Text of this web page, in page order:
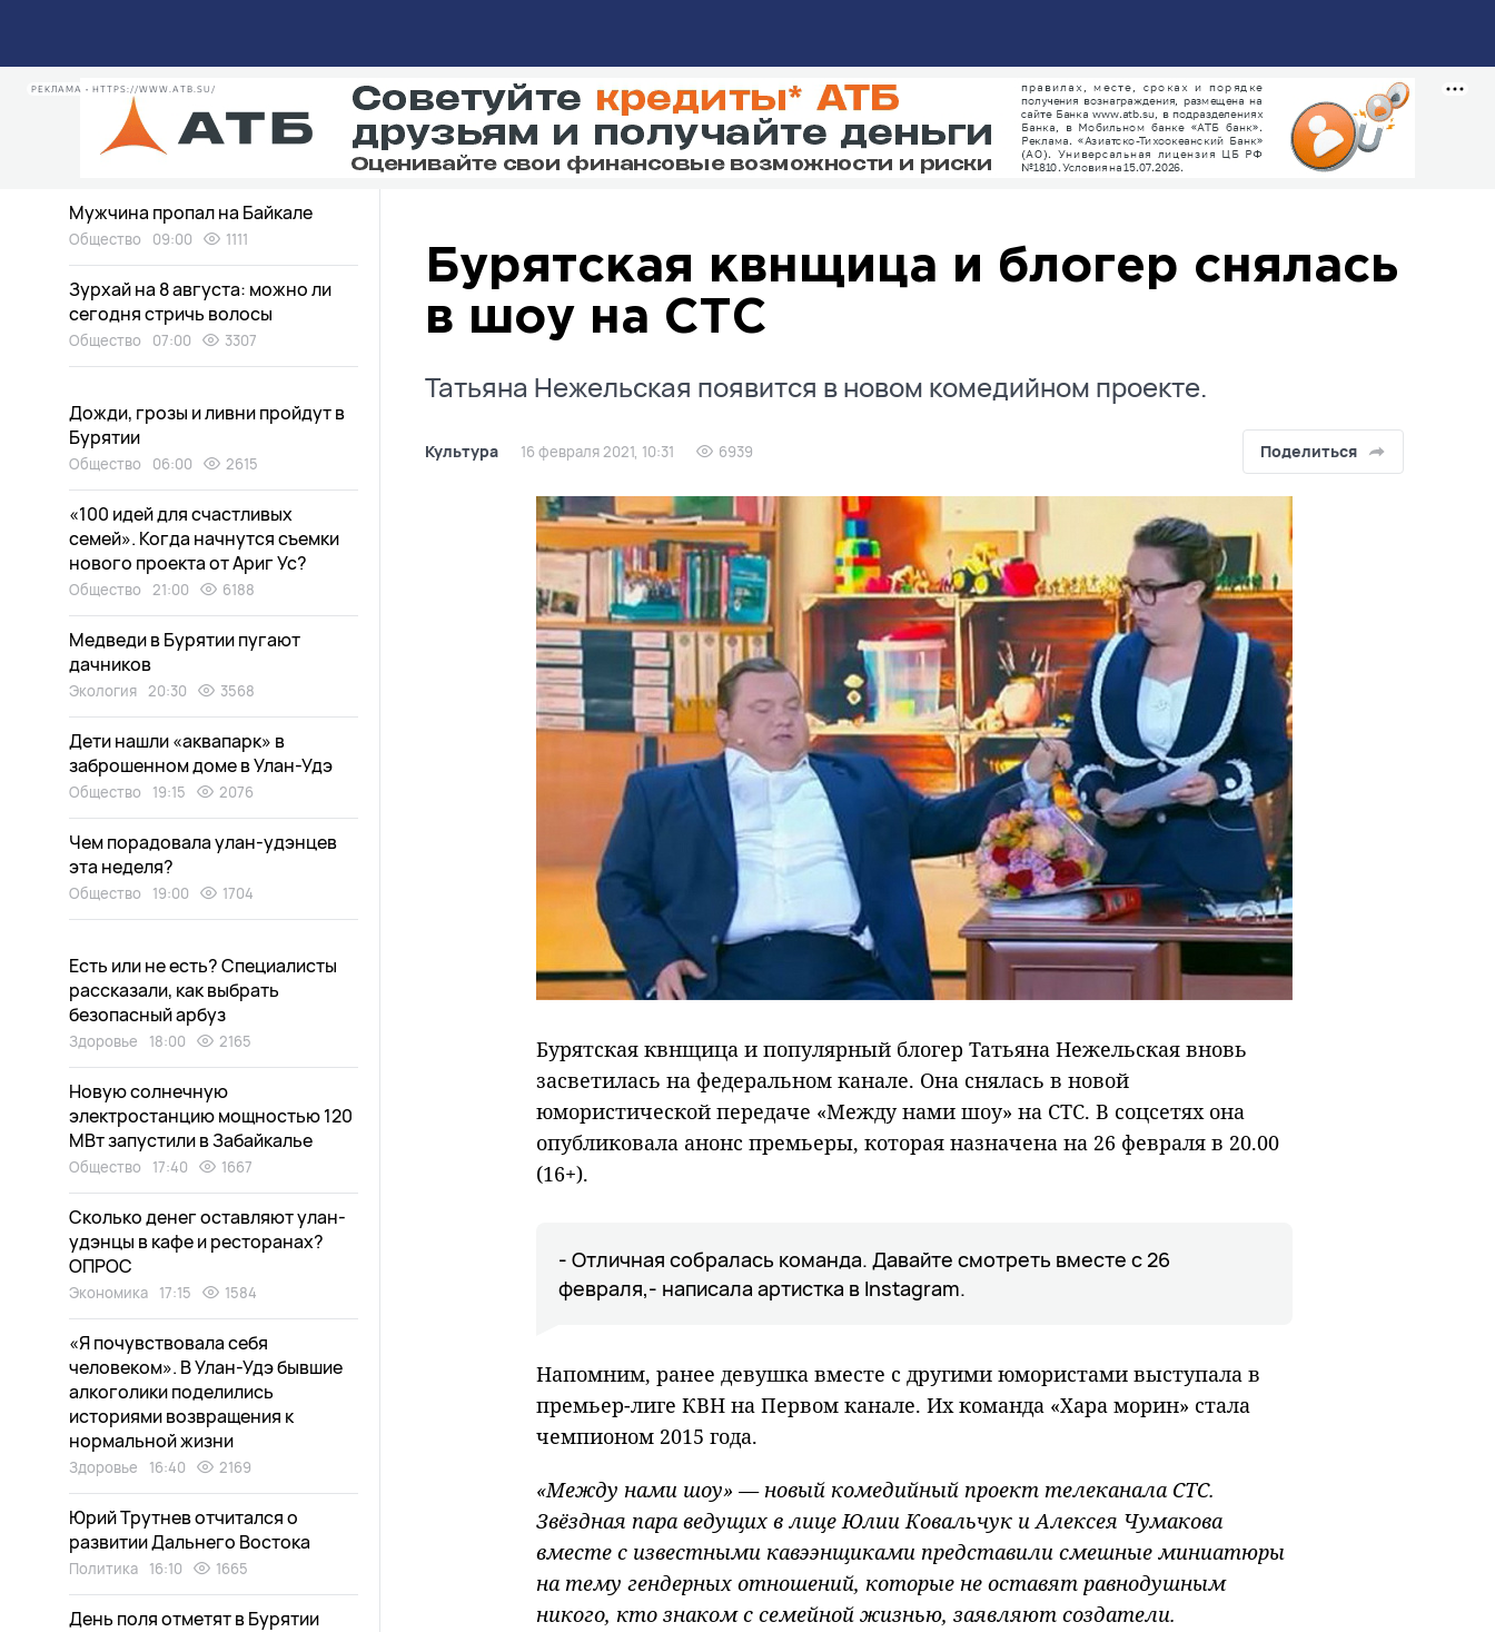
РЕКЛАМА • HTTPS://WWW.ATB.SU/
Бурятская квнщица и блогер снялась
в шоу на СТС
Татьяна Нежельская появится в новом комедийном проекте.
Культура 16 февраля 2021, 10:31 6939 Поделиться
Бурятская квнщица и популярный блогер Татьяна Нежельская вновь
засветилась на федеральном канале. Она снялась в новой
юмористической передаче «Между нами шоу» на СТС. В соцсетях она
опубликовала анонс премьеры, которая назначена на 26 февраля в 20.00
(16+).
- Отличная собралась команда. Давайте смотреть вместе с 26
февраля,- написала артистка в Instagram.
Напомним, ранее девушка вместе с другими юмористами выступала в
премьер-лиге КВН на Первом канале. Их команда «Хара морин» стала
чемпионом 2015 года.
«Между нами шоу» — новый комедийный проект телеканала СТС.
Звёздная пара ведущих в лице Юлии Ковальчук и Алексея Чумакова
вместе с известными кавээнщиками представили смешные миниатюры
на тему гендерных отношений, которые не оставят равнодушным
никого, кто знаком с семейной жизнью, заявляют создатели.
Жители Бурятии сделали
мошенников богаче на 5
миллионов
Мужчина пропал на Байкале
Общество 09:00 1111
Зурхай на 8 августа: можно ли
сегодня стричь волосы
Общество 07:00 3307
Дожди, грозы и ливни пройдут в
Бурятии
Общество 06:00 2615
«100 идей для счастливых
семей». Когда начнутся съемки
нового проекта от Ариг Ус?
Общество 21:00 6188
Медведи в Бурятии пугают
дачников
Экология 20:30 3568
Дети нашли «аквапарк» в
заброшенном доме в Улан-Удэ
Общество 19:15 2076
Чем порадовала улан-удэнцев
эта неделя?
Общество 19:00 1704
Есть или не есть? Специалисты
рассказали, как выбрать
безопасный арбуз
Здоровье 18:00 2165
Новую солнечную
электростанцию мощностью 120
МВт запустили в Забайкалье
Общество 17:40 1667
Сколько денег оставляют улан-
удэнцы в кафе и ресторанах?
ОПРОС
Экономика 17:15 1584
«Я почувствовала себя
человеком». В Улан-Удэ бывшие
алкоголики поделились
историями возвращения к
нормальной жизни
Здоровье 16:40 2169
Юрий Трутнев отчитался о
развитии Дальнего Востока
Политика 16:10 1665
День поля отметят в Бурятии